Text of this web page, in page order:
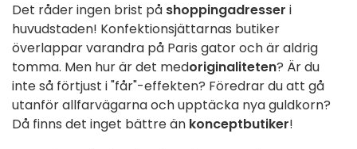
Det råder ingen brist på shoppingadresser i
huvudstaden! Konfektionsjättarnas butiker
överlappar varandra på Paris gator och är aldrig
tomma. Men hur är det medoriginaliteten? Är du
inte så förtjust i "får"-effekten? Föredrar du att gå
utanför allfarvägarna och upptäcka nya guldkorn?
Då finns det inget bättre än konceptbutiker!